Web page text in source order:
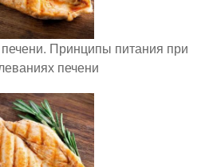
Принципы питания при
печени